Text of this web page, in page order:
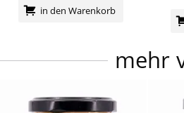
in den Warenkorb
mehr